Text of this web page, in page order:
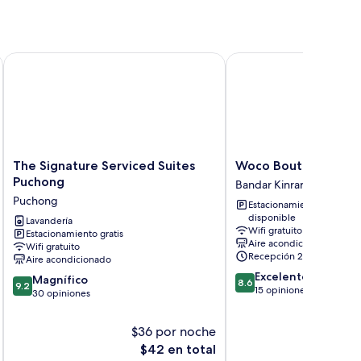
The
Signature
Suites
Puchong
Puchong
The Signature Serviced Suites
Puchong
Puchong
Lavandería
Estacionamiento gratis
Wifi gratuito
Aire acondicionado
9.2
de
9.2 Magnífico
30 opiniones
$36 por noche
El
$42 en total
The Signature Serviced Suites Puchong
Woco
Boutique
Hotel
Kinrara
Bandar
Kinrara
Woco Boutique
Bandar Kinrara
Estacionamiento
disponible
Wifi gratuito
Aire acondicionado
Recepción 24/7
8.6
de
8.6 Excelente
15 opiniones
Woco Boutique Hotel